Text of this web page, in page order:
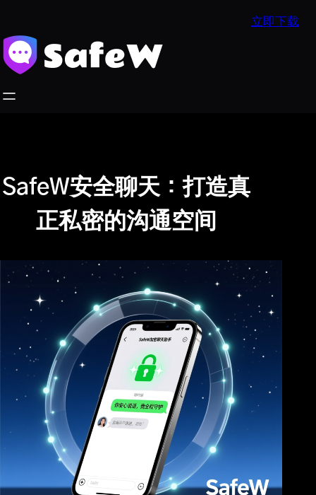
内
容
立即下载
SafeW安全聊天：打造真
正私密的沟通空间